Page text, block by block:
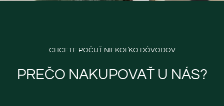
CHCETE POČUŤ NIEKOĽKO DÔVODOV
PREČO NAKUPOVAŤ U NÁS?